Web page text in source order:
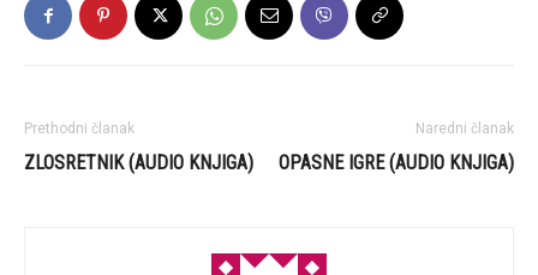
Prethodni članak
ZLOSRETNIK (AUDIO KNJIGA)
Naredni članak
OPASNE IGRE (AUDIO KNJIGA)